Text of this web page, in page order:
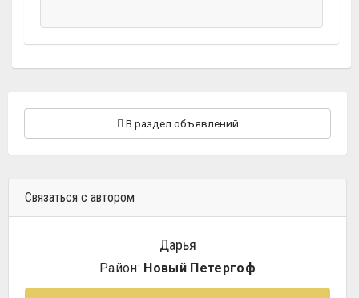
В раздел объявлений
Связаться с автором
Дарья
Район: Новый Петергоф